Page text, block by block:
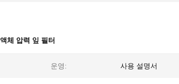
액체 압력 잎 필터
운영: 사용 설명서